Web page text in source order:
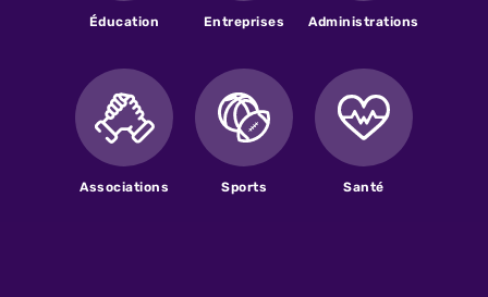
Éducation Entreprises Administrations
Associations Sports Santé